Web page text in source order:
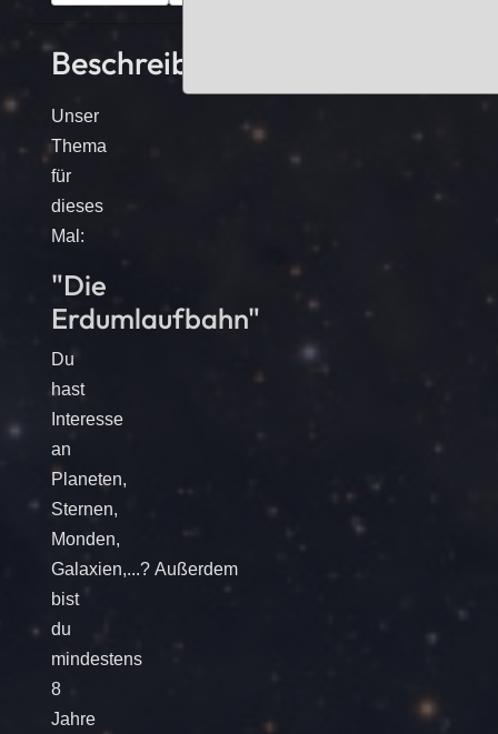
Beschreibung
Unser
Thema
für
dieses
Mal:
"Die
Erdumlaufbahn"
Du
hast
Interesse
an
Planeten,
Sternen,
Monden,
Galaxien,...? Außerdem
bist
du
mindestens
8
Jahre